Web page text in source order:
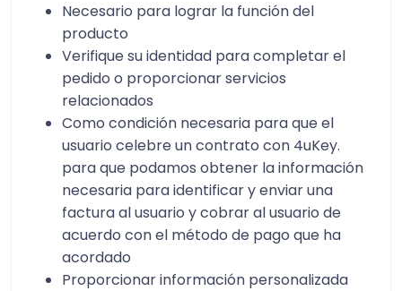
Necesario para lograr la función del
producto
Verifique su identidad para completar el
pedido o proporcionar servicios
relacionados
Como condición necesaria para que el
usuario celebre un contrato con 4uKey.
para que podamos obtener la información
necesaria para identificar y enviar una
factura al usuario y cobrar al usuario de
acuerdo con el método de pago que ha
acordado
Proporcionar información personalizada